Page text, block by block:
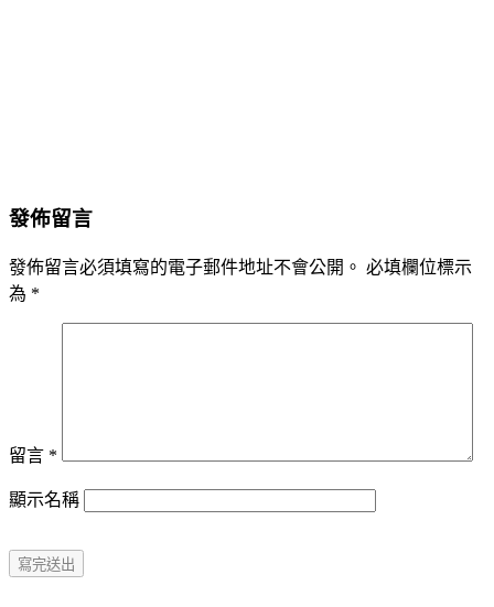
發佈留言
發佈留言必須填寫的電子郵件地址不會公開。 必填欄位標示
為 *
留言 *
顯示名稱